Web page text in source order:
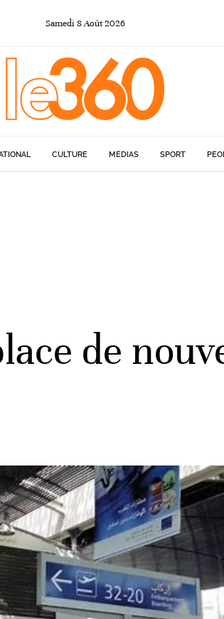
Samedi 8Août2026
CULTURE MÉDIAS SPORT
de